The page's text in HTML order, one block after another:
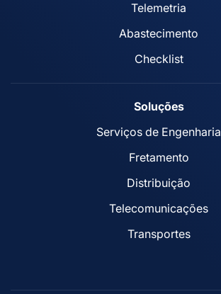
Telemetria
Abastecimento
Checklist
Soluções
Serviços de Engenharia
Fretamento
Distribuição
Telecomunicações
Transportes